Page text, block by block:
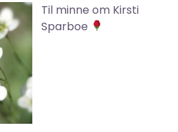
Til minne om Kirsti
Sparboe